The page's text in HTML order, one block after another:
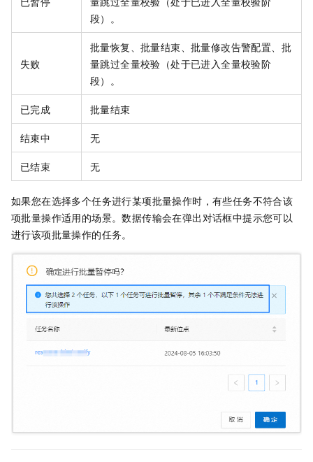
段）。
失败
批量恢复、批量结束、批量修改告警配置、批
量跳过全量校验（处于已进入全量校验阶
段）。
已完成 批量结束
结束中 无
已结束 无
如果您在选择多个任务进行某项批量操作时，有些任务不符合该
项批量操作适用的场景。数据传输会在弹出对话框中提示您可以
进行该项批量操作的任务。